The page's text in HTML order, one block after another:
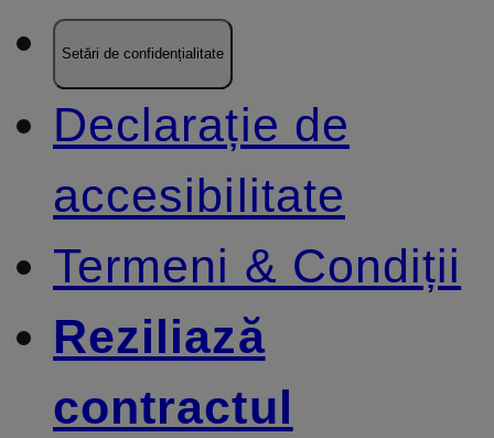
Setări de confidențialitate
Declarație de
accesibilitate
Termeni & Condiții
Reziliază
contractul